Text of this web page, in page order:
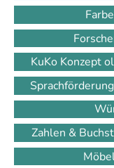
KuKo Konzept
Sprachförderung
Zahlen &